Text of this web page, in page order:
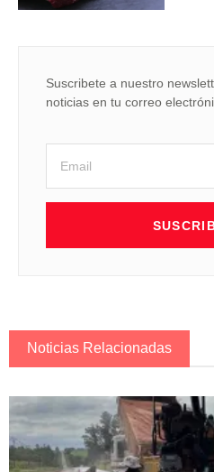
Suscribete a nuestro
noticias en tu correo
Noticias Relacionadas